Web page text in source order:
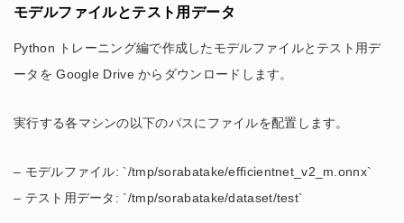
モデルファイルとテスト用データ
Python トレーニング編で作成したモデルファイルとテスト用デ
ータを Google Drive からダウンロードします。
実行する各マシンの以下のパスにファイルを配置します。
– モデルファイル: `/tmp/sorabatake/efficientnet_v2_m.onnx`
– テスト用データ: `/tmp/sorabatake/dataset/test`